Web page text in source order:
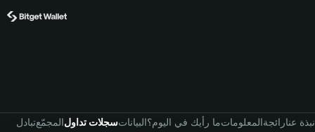
تبادلالمجمّعسجلات تداولالبياناتما رأيك في اليوم؟المعلوماترائجةنبذة عنا